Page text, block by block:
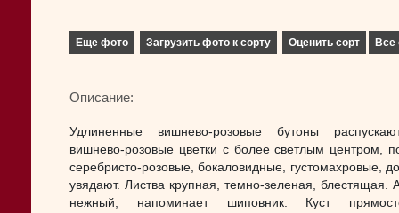
Еще фото Загрузить фото к сорту Оценить сорт Все
Описание:
Удлиненные вишнево-розовые бутоны
вишнево-розовые цветки с более светлым центром,
серебристо-розовые, бокаловидные, густомахровые,
увядают. Листва крупная, темно-зеленая, блестящая.
нежный, напоминает шиповник. Куст